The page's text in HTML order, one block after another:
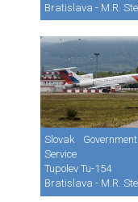
Bratislava - M.R.
Slovak
Service
Tupolev Tu-154
Bratislava - M.R.